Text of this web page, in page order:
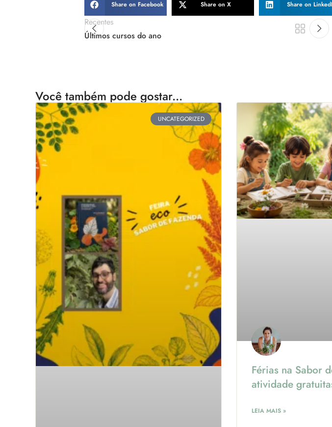
Share on Facebook Share on X Share on
Recentes
Últimos cursos do ano
Você também pode gostar...
UNCATEGORIZED
Férias na Sabor
atividade
LEIA MAIS »